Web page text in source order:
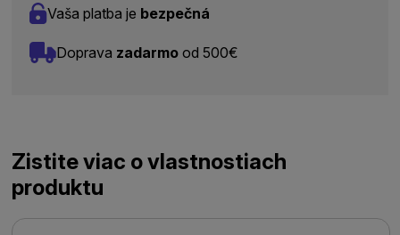
Vaša platba je bezpečná
Doprava zadarmo od 500€
Zistite viac o vlastnostiach
produktu